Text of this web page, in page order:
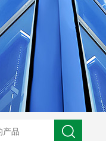
5KV-20KV nl3203型